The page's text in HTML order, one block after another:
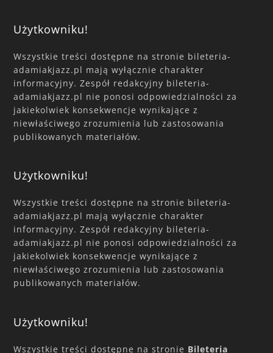
Użytkowniku!
Wszystkie treści dostępne na stronie bileteria-
adamiakjazz.pl mają wyłącznie charakter
informacyjny. Zespół redakcyjny bileteria-
adamiakjazz.pl nie ponosi odpowiedzialności za
jakiekolwiek konsekwencje wynikające z
niewłaściwego zrozumienia lub zastosowania
publikowanych materiałów.
Użytkowniku!
Wszystkie treści dostępne na stronie bileteria-
adamiakjazz.pl mają wyłącznie charakter
informacyjny. Zespół redakcyjny bileteria-
adamiakjazz.pl nie ponosi odpowiedzialności za
jakiekolwiek konsekwencje wynikające z
niewłaściwego zrozumienia lub zastosowania
publikowanych materiałów.
Użytkowniku!
Wszystkie treści dostępne na stronie Bileteria